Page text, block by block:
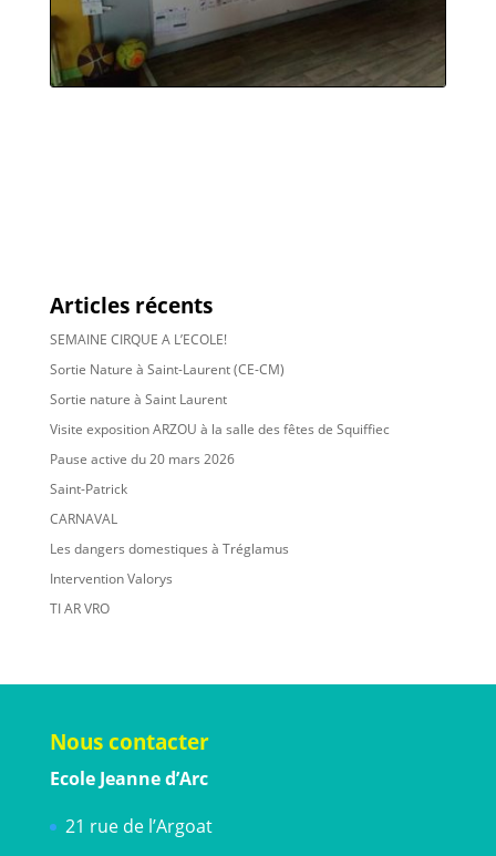
Articles récents
SEMAINE CIRQUE A L’ECOLE!
Sortie Nature à Saint-Laurent (CE-CM)
Sortie nature à Saint Laurent
Visite exposition ARZOU à la salle des fêtes de Squiffiec
Pause active du 20 mars 2026
Saint-Patrick
CARNAVAL
Les dangers domestiques à Tréglamus
Intervention Valorys
TI AR VRO
Nous contacter
Ecole Jeanne d’Arc
21 rue de l’Argoat